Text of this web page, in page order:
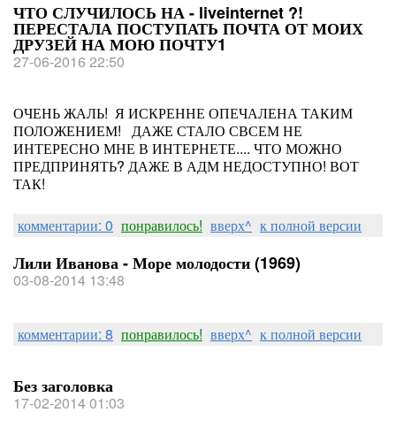
ЧТО СЛУЧИЛОСЬ НА - liveinternet ?!
ПЕРЕСТАЛА ПОСТУПАТЬ ПОЧТА ОТ МОИХ
ДРУЗЕЙ НА МОЮ ПОЧТУ1
27-06-2016 22:50
ОЧЕНЬ ЖАЛЬ! Я ИСКРЕННЕ ОПЕЧАЛЕНА ТАКИМ
ПОЛОЖЕНИЕМ! ДАЖЕ СТАЛО СВСЕМ НЕ
ИНТЕРЕСНО МНЕ В ИНТЕРНЕТЕ.... ЧТО МОЖНО
ПРЕДПРИНЯТЬ? ДАЖЕ В АДМ НЕДОСТУПНО! ВОТ
ТАК!
комментарии: 0 понравилось! вверх^ к полной версии
Лили Иванова - Море молодости (1969)
03-08-2014 13:48
комментарии: 8 понравилось! вверх^ к полной версии
Без заголовка
17-02-2014 01:03